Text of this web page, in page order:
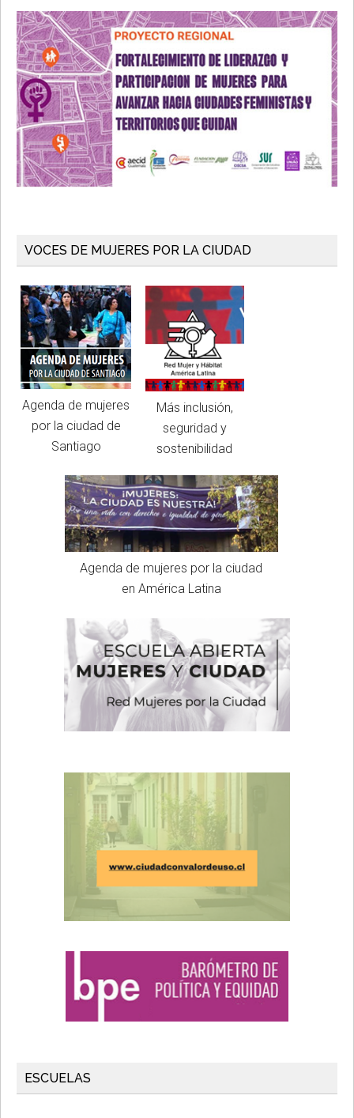
VOCES DE MUJERES POR LA CIUDAD
Agenda de mujeres
por la ciudad de
Santiago
Más inclusión,
seguridad y
sostenibilidad
Agenda de mujeres por la ciudad
en América Latina
ESCUELAS